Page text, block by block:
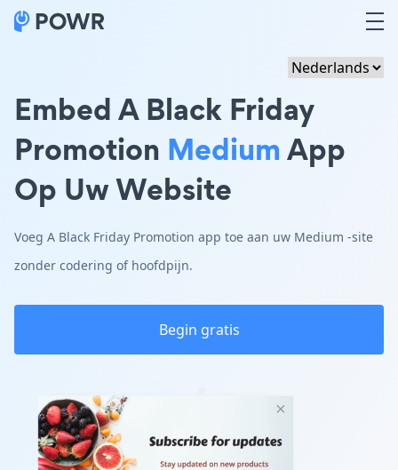
Embed A Black Friday
Promotion MediumApp
Op Uw Website
Voeg A Black Friday Promotion app toe aan uw Medium -site
zonder codering of hoofdpijn.
Begin gratis